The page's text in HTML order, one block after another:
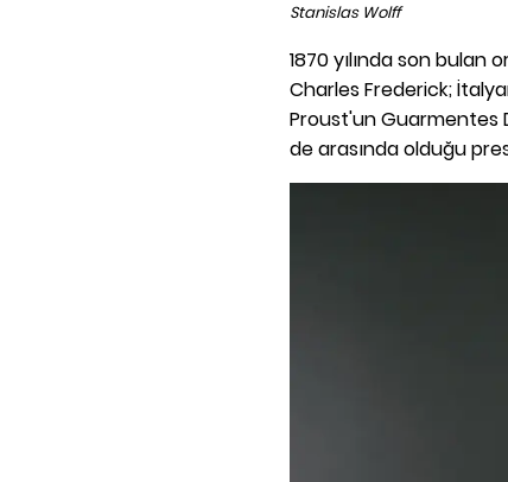
Stanislas Wolff
1870 yılında son bulan
Charles Frederick;
Proust'un Guarmentes
de arasında olduğu